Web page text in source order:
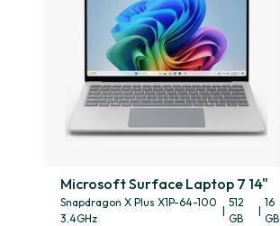
Microsoft Surface Laptop 7 14"
Snapdragon X Plus X1P-64-100
3.4GHz
|
512
GB
|
16
GB